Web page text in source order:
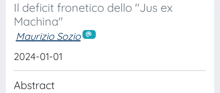
Il deficit fronetico dello "Jus ex
Machina"
Maurizio Sozio
2024-01-01
Abstract